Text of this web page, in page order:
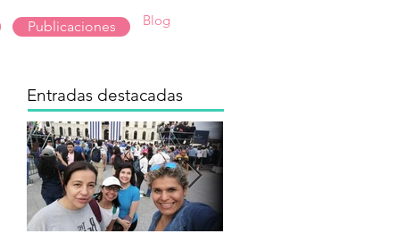
Publicaciones Blog
Entradas destacadas